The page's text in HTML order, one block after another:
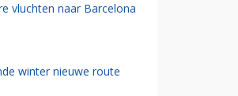
vluchten naar Barcelona
winter nieuwe route